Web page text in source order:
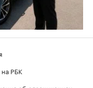
РБК